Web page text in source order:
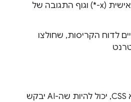
כותרות מותאמות אישית (x-*) וגוף התגובה של
לדוח הקריסות, שחולצו
כשמבקשים עזרה בנושא CSS, יכול להיות שה-AI יבקש